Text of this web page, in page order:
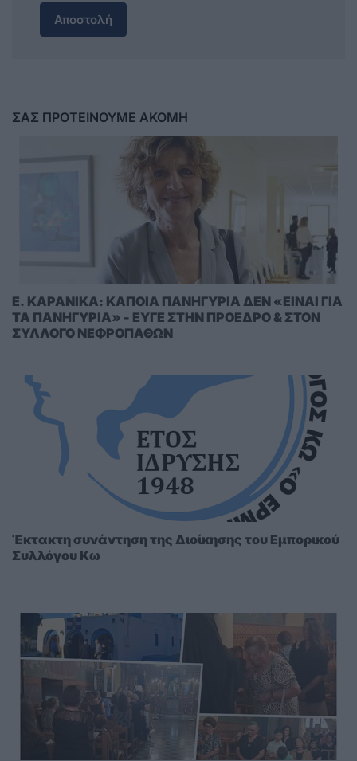
Αποστολή
ΣΑΣ ΠΡΟΤΕΙΝΟΥΜΕ ΑΚΟΜΗ
E. KAΡΑΝΙΚΑ: ΚΑΠΟΙΑ ΠΑΝΗΓΥΡΙΑ ΔΕΝ «ΕΙΝΑΙ ΓΙΑ
ΤΑ ΠΑΝΗΓΥΡΙΑ» - ΕΥΓΕ ΣΤΗΝ ΠΡΟΕΔΡΟ & ΣΤΟΝ
ΣΥΛΛΟΓΟ ΝΕΦΡΟΠΑΘΩΝ
Έκτακτη συνάντηση της Διοίκησης του Εμπορικού
Συλλόγου Κω